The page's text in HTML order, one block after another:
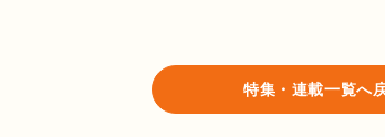
特集・連載一覧へ